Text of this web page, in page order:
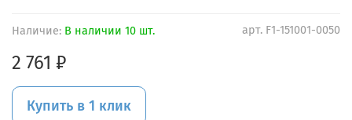
арт. F1-151001-0050
Наличие: В наличии 10 шт.
2 761 ₽
Купить в 1 клик